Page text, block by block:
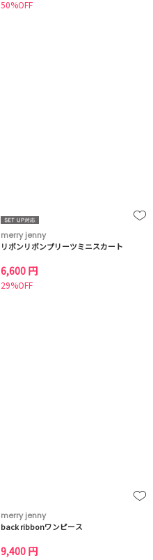
50%OFF
merry jenny
リボンリボンプリーツミニスカート
6,600 円
29%OFF
merry jenny
back ribbonワンピース
9,400 円